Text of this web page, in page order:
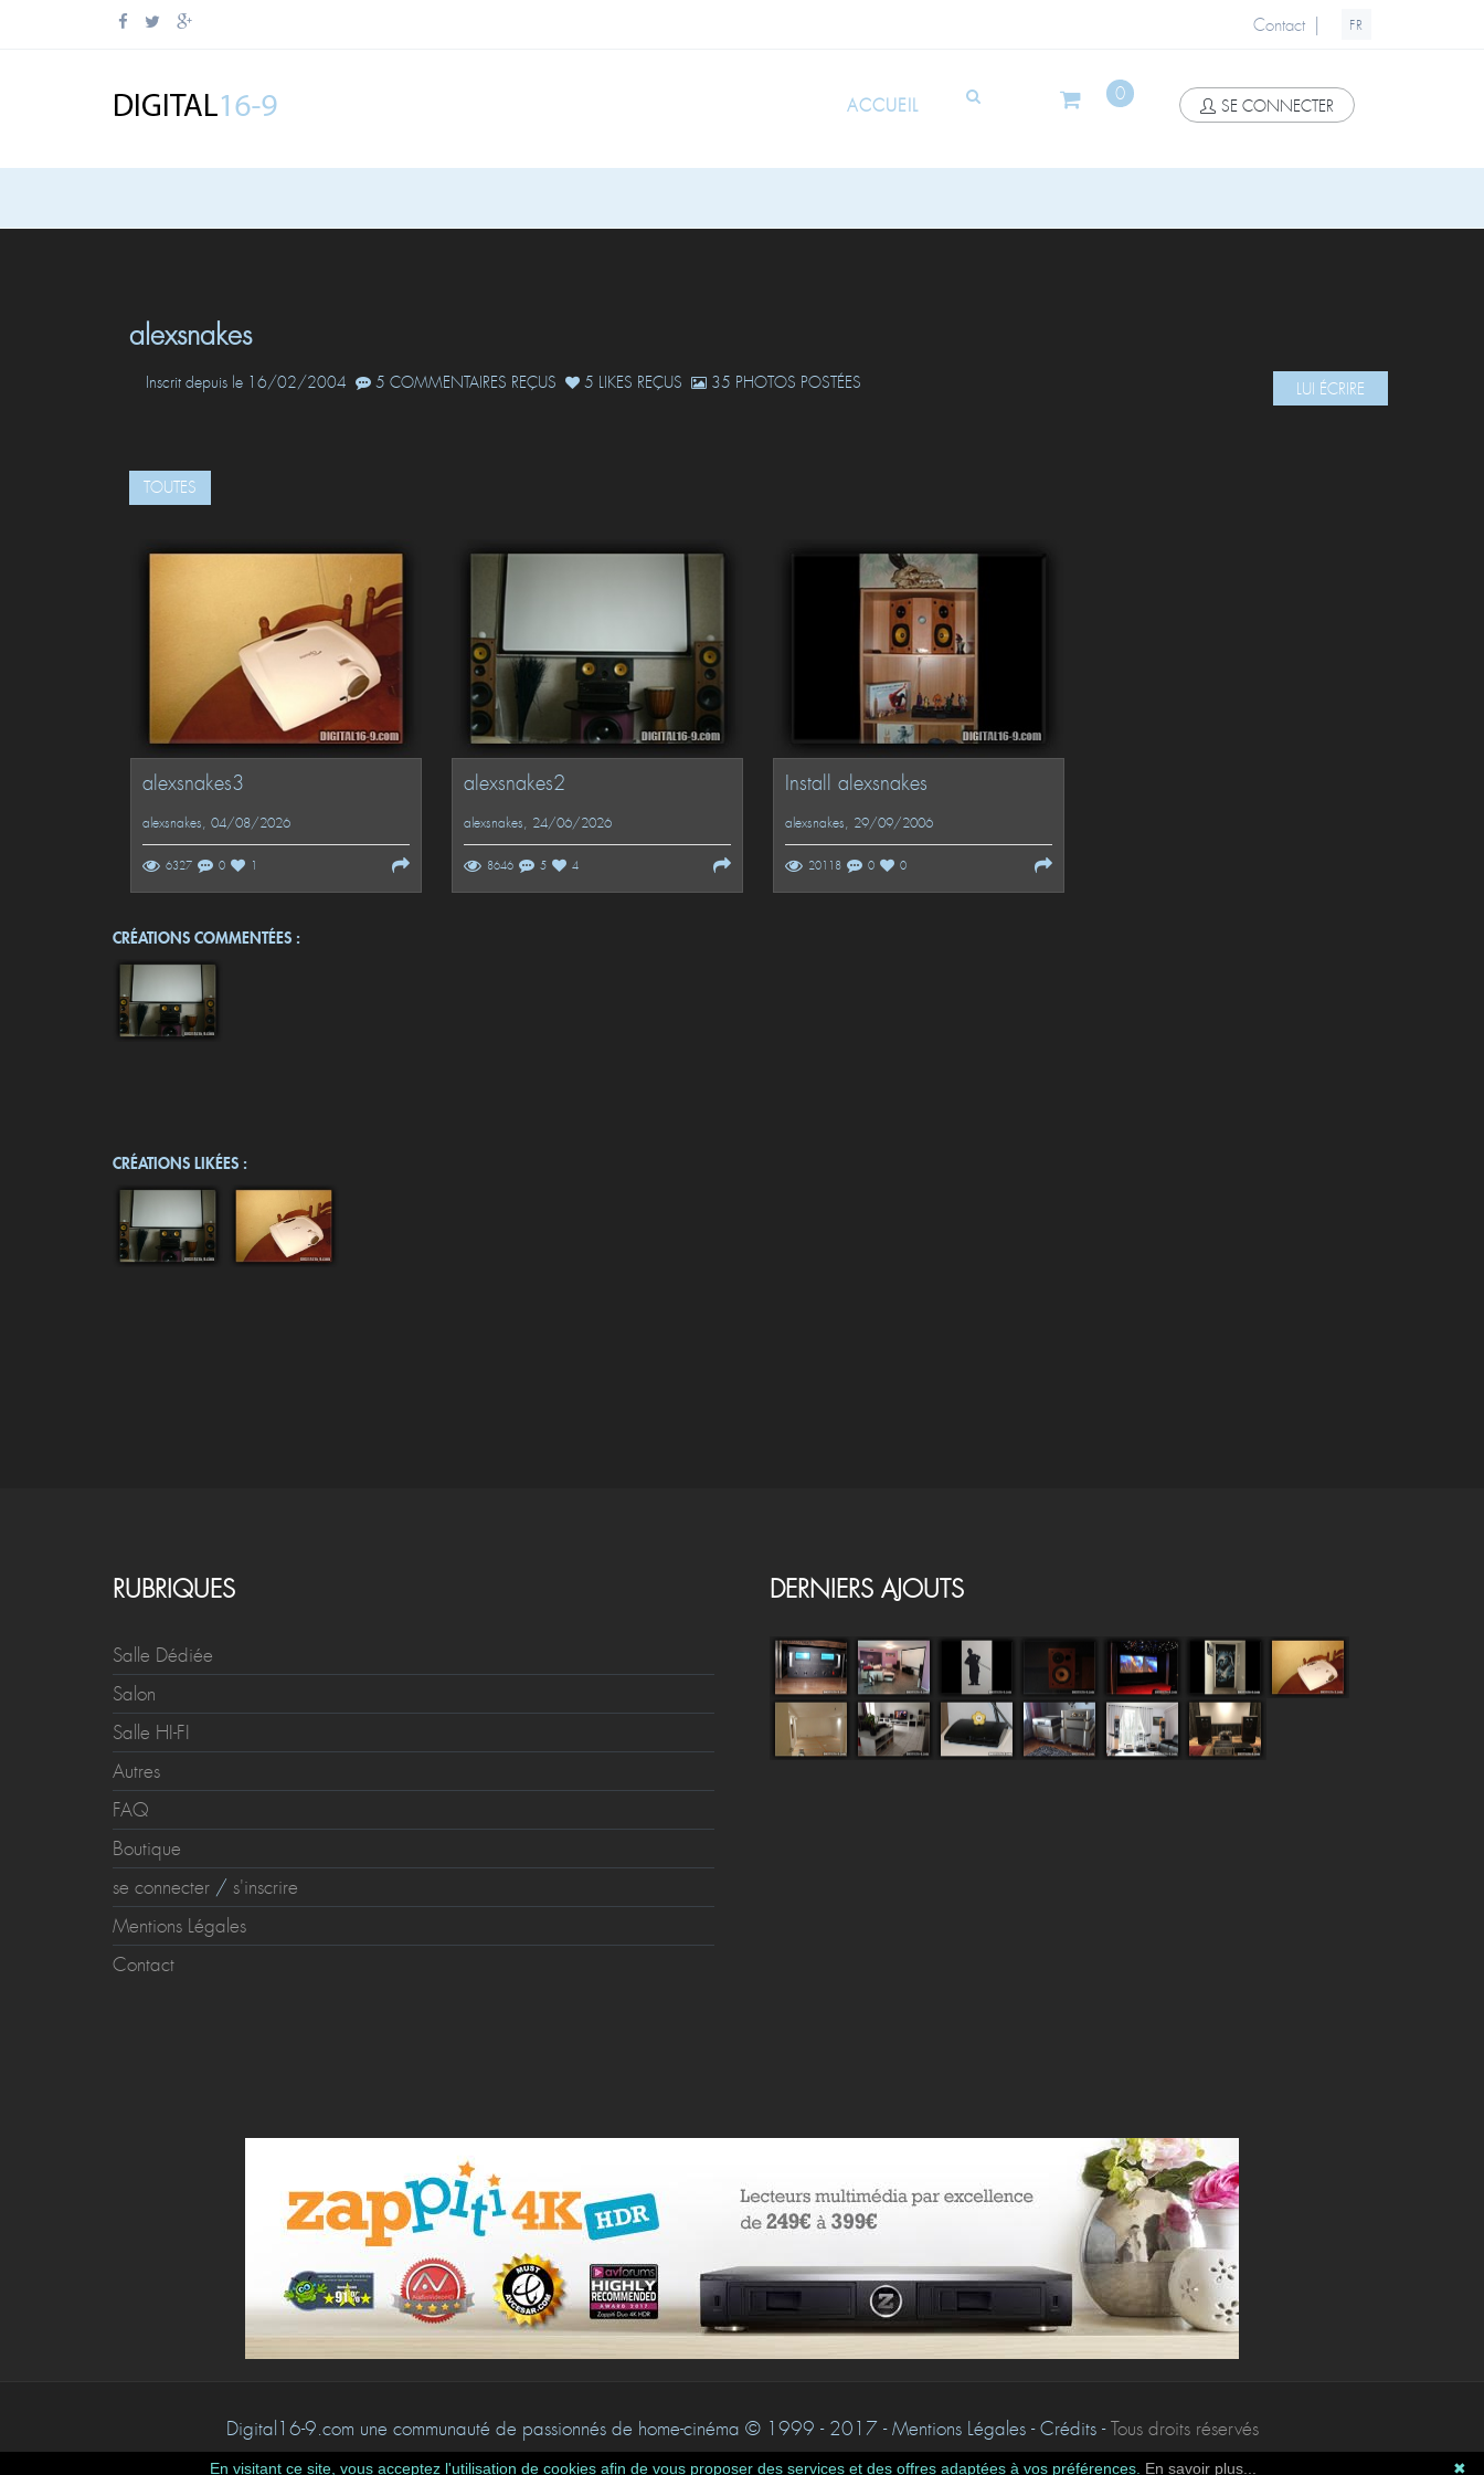
Contact | FR
ACCUEIL
0
SE CONNECTER
alexsnakes
Inscrit depuis le 16/02/2004 5 COMMENTAIRES REÇUS 5 LIKES REÇUS 35 PHOTOS POSTÉES LUI ÉCRIRE
TOUTES
alexsnakes3
alexsnakes, 04/08/2026
6327 0 1
alexsnakes2
alexsnakes, 24/06/2026
8646 5 4
Install alexsnakes
alexsnakes, 29/09/2006
20118 0 0
CRÉATIONS COMMENTÉES :
CRÉATIONS LIKÉES :
RUBRIQUES
Salle Dédiée
Salon
Salle HI-FI
Autres
FAQ
Boutique
se connecter / s'inscrire
Mentions Légales
Contact
DERNIERS AJOUTS
Digital16-9.com une communauté de passionnés de home-cinéma © 1999 - 2017 - Mentions Légales - Crédits -Tous droits réservés
✖
En visitant ce site, vous acceptez l'utilisation de cookies afin de vous proposer des services et des offres adaptées à vos préférences. En savoir plus...